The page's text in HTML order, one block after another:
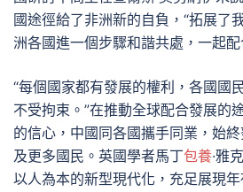
國途徑給了非洲新的自負，“拓展了
洲各國進一個步驟和諧共處，一起配
“每個國家都有發展的權利，各國國
不受拘束。”在推動全球配合發展的
的信心，中國同各國攜手同業，始
及更多國民。英國學者馬丁包養·雅
以人為本的新型現代化，充足展現